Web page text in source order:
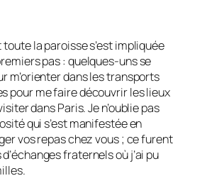
toute la paroisse s’est impliquée
pas : quelques-uns se
m’orienter dans les transports
pour me faire découvrir les lieux
dans Paris. Je n’oublie pas
qui s’est manifestée en
vos repas chez vous ; ce furent
fraternels où j’ai pu